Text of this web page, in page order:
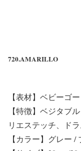
720.AMARILLO
【表材】ベビーゴ
【特徴】ベジタブ
リエステッチ、ド
【カラー】グレー